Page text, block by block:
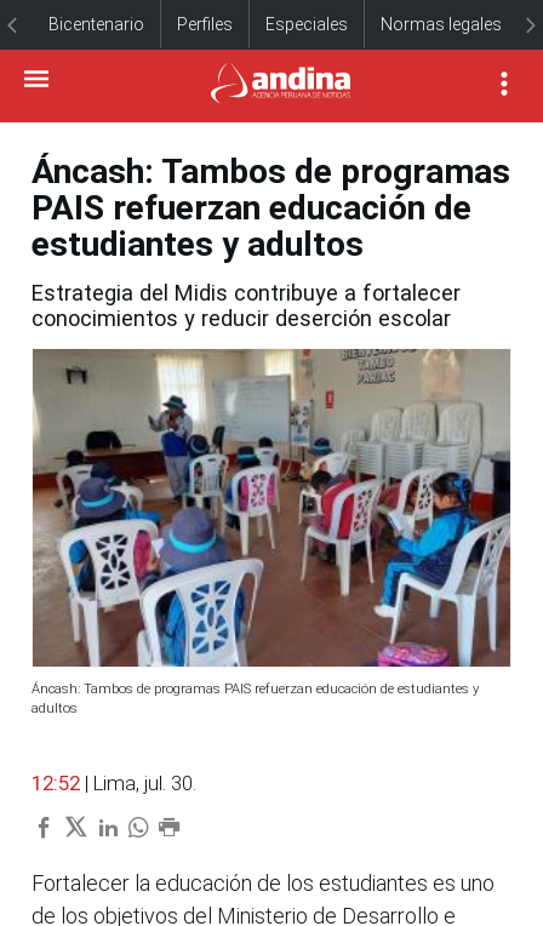
Bicentenario Perfiles Especiales Normas legales
Áncash: Tambos de programas
PAIS refuerzan educación de
estudiantes y adultos
Estrategia del Midis contribuye a fortalecer
conocimientos y reducir deserción escolar
Áncash: Tambos de programas PAIS refuerzan educación de estudiantes y
adultos
12:52 | Lima, jul. 30.
Fortalecer la educación de los estudiantes es uno
de los objetivos del Ministerio de Desarrollo e